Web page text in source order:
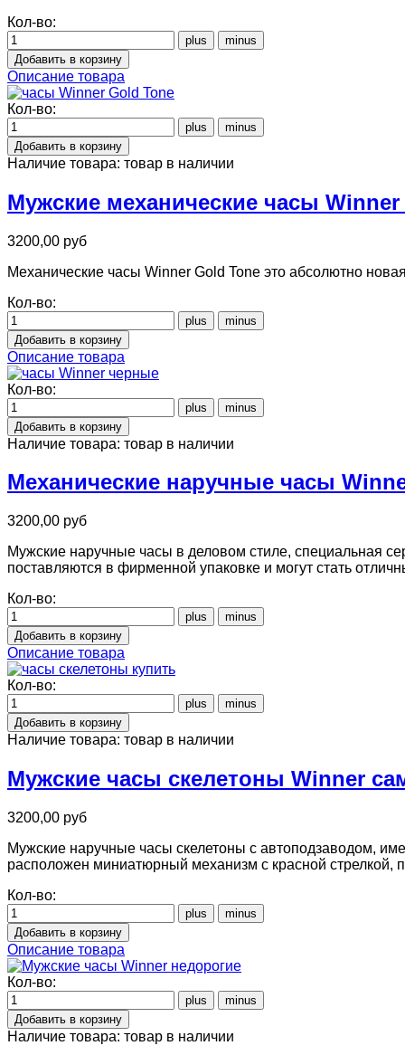
Кол-во:
Описание товара
Кол-во:
Наличие товара: товар в наличии
Мужские механические часы
3200,00 руб
Механические часы Winner Gold Tone это абсолютно
Кол-во:
Описание товара
Кол-во:
Наличие товара: товар в наличии
Механические наручные часы
3200,00 руб
Мужские наручные часы в деловом стиле, специальная
поставляются в фирменной упаковке и могут стать
Кол-во:
Описание товара
Кол-во:
Наличие товара: товар в наличии
Мужские часы скелетоны Winner
3200,00 руб
Мужские наручные часы скелетоны с автоподзаводом,
расположен миниатюрный механизм с красной стрелкой,
Кол-во:
Описание товара
Кол-во:
Наличие товара: товар в наличии